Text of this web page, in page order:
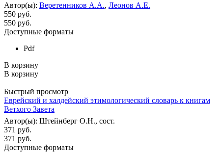
Автор(ы): Веретенников А.А., Леонов А.Е.
550 руб.
550 руб.
Доступные форматы
Pdf
В корзину
В корзину
Быстрый просмотр
Еврейский и халдейский этимологический словарь к книгам
Ветхого Завета
Автор(ы): Штейнберг О.Н., сост.
371 руб.
371 руб.
Доступные форматы